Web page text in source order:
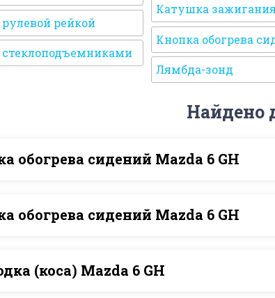
рейкой
Катушка зажигания
Кнопка обогрева
Лямбда-зонд
Найдено
обогрева сидений Mazda 6 GH
обогрева сидений Mazda 6 GH
(коса) Mazda 6 GH